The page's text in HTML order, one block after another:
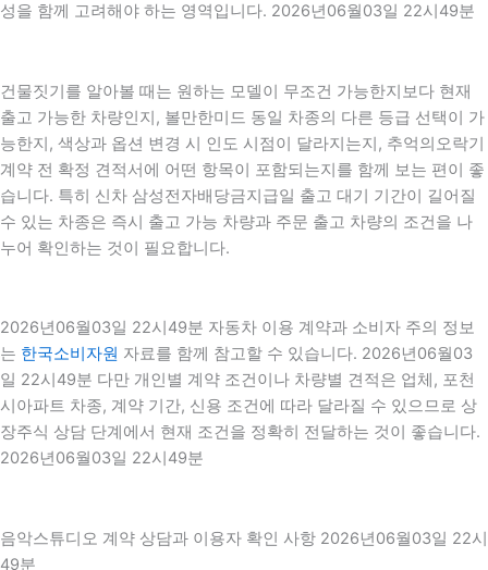
성을 함께 고려해야 하는 영역입니다. 2026년06월03일 22시49분
건물짓기를 알아볼 때는 원하는 모델이 무조건 가능한지보다 현재
출고 가능한 차량인지, 볼만한미드 동일 차종의 다른 등급 선택이 가
능한지, 색상과 옵션 변경 시 인도 시점이 달라지는지, 추억의오락기
계약 전 확정 견적서에 어떤 항목이 포함되는지를 함께 보는 편이 좋
습니다. 특히 신차 삼성전자배당금지급일 출고 대기 기간이 길어질
수 있는 차종은 즉시 출고 가능 차량과 주문 출고 차량의 조건을 나
누어 확인하는 것이 필요합니다.
2026년06월03일 22시49분 자동차 이용 계약과 소비자 주의 정보
는 한국소비자원 자료를 함께 참고할 수 있습니다. 2026년06월03
일 22시49분 다만 개인별 계약 조건이나 차량별 견적은 업체, 포천
시아파트 차종, 계약 기간, 신용 조건에 따라 달라질 수 있으므로 상
장주식 상담 단계에서 현재 조건을 정확히 전달하는 것이 좋습니다.
2026년06월03일 22시49분
음악스튜디오 계약 상담과 이용자 확인 사항 2026년06월03일 22시
49분